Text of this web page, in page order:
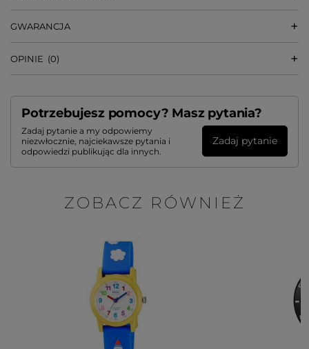
GWARANCJA
OPINIE (0)
Potrzebujesz pomocy? Masz pytania?
Zadaj pytanie a my odpowiemy
niezwłocznie, najciekawsze pytania i
odpowiedzi publikując dla innych.
Zadaj pytanie
ZOBACZ RÓWNIEŻ